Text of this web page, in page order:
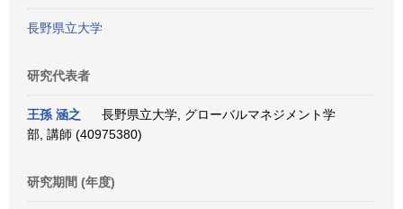
長野県立大学
研究代表者
王孫 涵之
長野県立大学, グローバルマネジメント学
部, 講師 (40975380)
研究期間 (年度)